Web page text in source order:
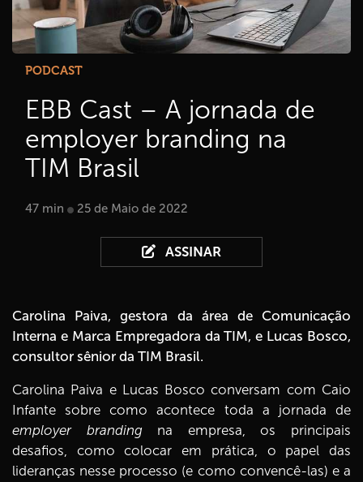
PODCAST
EBB Cast – A jornada de
employer branding na
TIM Brasil
47 min 25 de Maio de 2022
ASSINAR
Carolina Paiva, gestora da área de Comunicação
Interna e Marca Empregadora da TIM, e Lucas Bosco,
consultor sênior da TIM Brasil.
Carolina Paiva e Lucas Bosco conversam com Caio
Infante sobre como acontece toda a jornada de
employer branding na empresa, os principais
desafios, como colocar em prática, o papel das
lideranças nesse processo (e como convencê-las) e a